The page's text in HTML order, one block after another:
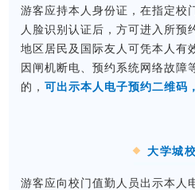
游客应持本人身份证，在指定校
人脸识别认证后，方可进入所预
地区居民及国际友人可凭本人有
因闸机断电、预约系统网络故障
的，可出示本人电子预约二维码
大学城
游客应向校门值勤人员出示本人